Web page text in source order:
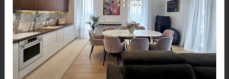
Interior
Apartament
Modern
Bucuresti